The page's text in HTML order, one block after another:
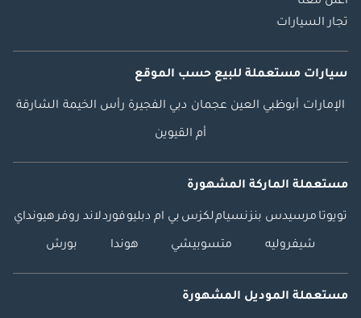
تجار السيارات
سيارات مستعملة للبيع حسب الموقع
الإمارات أبوظبي العين عجمان دبي الفجيرة رأس الخيمة الشارقة
أم القيوين
مستعملة الماركة المشهورة
تويوتا مرسيدس بنزنسياملكزس بي ام دبليوفوردلاند روفرهيونداي
شيفروليه متسوبيشي هوندا بورش
مستعملة الموديل المشهورة